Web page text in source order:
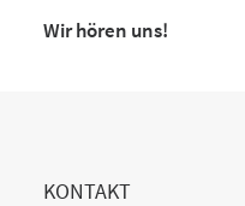
Wir hören uns!
KONTAKT